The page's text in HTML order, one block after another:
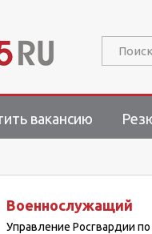
вакансию
Военнослужащий
Управление Росгвардии по